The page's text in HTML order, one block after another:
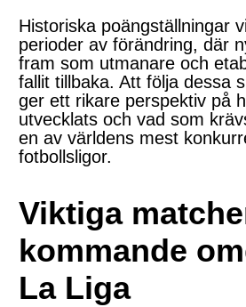
Historiska poängställningar
perioder av förändring, där
fram som utmanare och
fallit tillbaka. Att följa dessa
ger ett rikare perspektiv på
utvecklats och vad som
en av världens mest
fotbollsligor.
Viktiga
kommande
La Liga